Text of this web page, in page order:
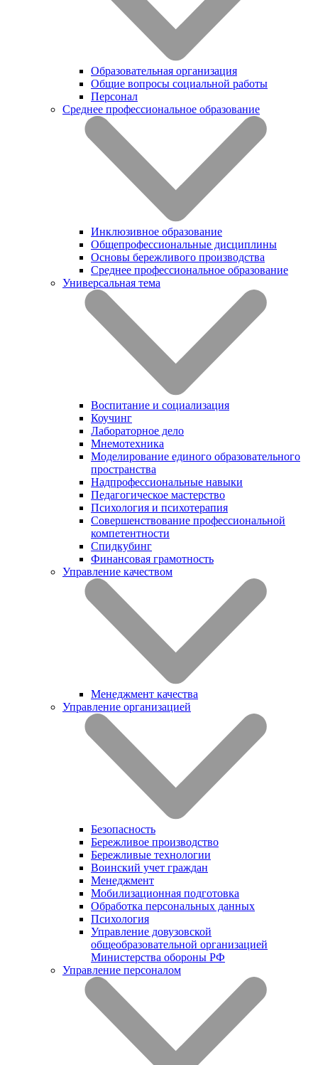
Образовательная организация
Общие вопросы социальной работы
Персонал
Среднее профессиональное образование
Инклюзивное образование
Общепрофессиональные дисциплины
Основы бережливого производства
Среднее профессиональное образование
Универсальная тема
Воспитание и социализация
Коучинг
Лабораторное дело
Мнемотехника
Моделирование единого образовательного
пространства
Надпрофессиональные навыки
Педагогическое мастерство
Психология и психотерапия
Совершенствование профессиональной
компетентности
Спидкубинг
Финансовая грамотность
Управление качеством
Менеджмент качества
Управление организацией
Безопасность
Бережливое производство
Бережливые технологии
Воинский учет граждан
Менеджмент
Мобилизационная подготовка
Обработка персональных данных
Психология
Управление довузовской
общеобразовательной организацией
Министерства обороны РФ
Управление персоналом